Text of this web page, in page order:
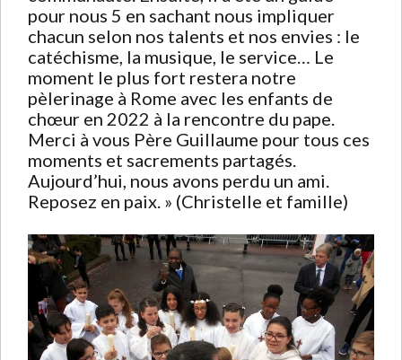
pour nous 5 en sachant nous impliquer
chacun selon nos talents et nos envies : le
catéchisme, la musique, le service… Le
moment le plus fort restera notre
pèlerinage à Rome avec les enfants de
chœur en 2022 à la rencontre du pape.
Merci à vous Père Guillaume pour tous ces
moments et sacrements partagés.
Aujourd’hui, nous avons perdu un ami.
Reposez en paix. » (Christelle et famille)